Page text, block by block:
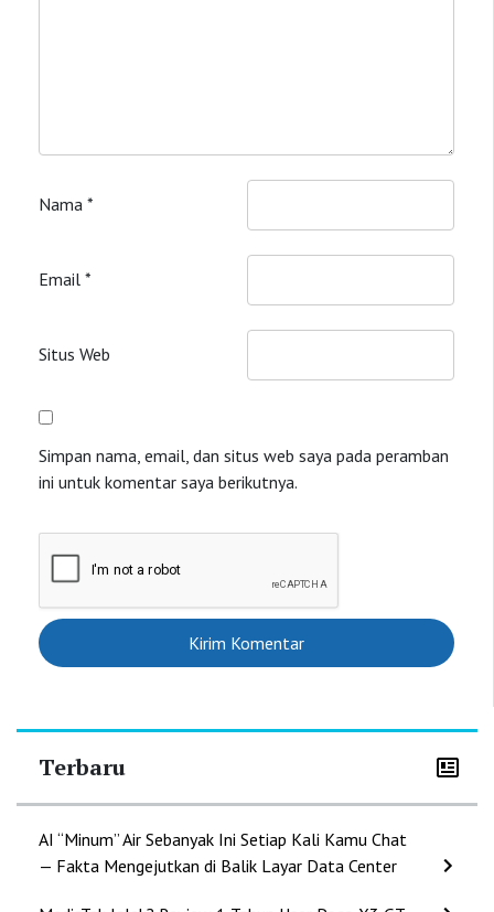
Nama *
Email *
Situs Web
Simpan nama, email, dan situs web saya pada peramban
ini untuk komentar saya berikutnya.
Terbaru
AI “Minum” Air Sebanyak Ini Setiap Kali Kamu Chat
— Fakta Mengejutkan di Balik Layar Data Center